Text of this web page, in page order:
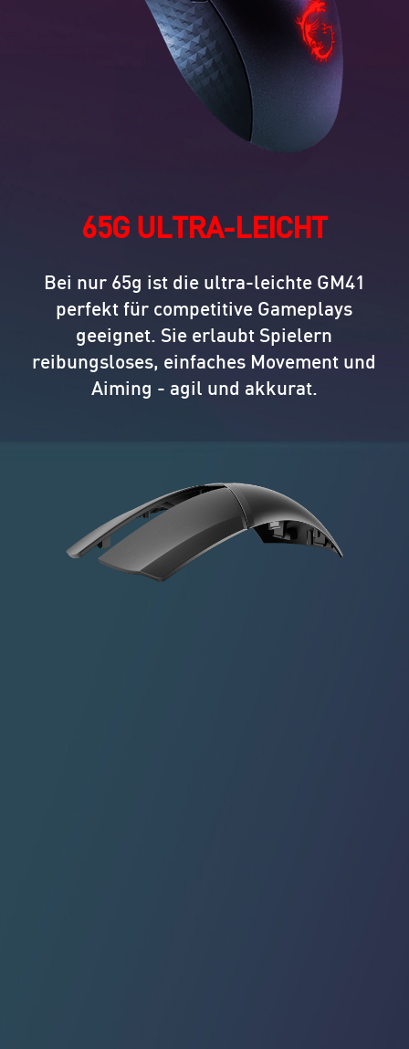
65G ULTRA-LEICHT
Bei nur 65g ist die ultra-leichte GM41
perfekt für competitive Gameplays
geeignet. Sie erlaubt Spielern
reibungsloses, einfaches Movement und
Aiming - agil und akkurat.